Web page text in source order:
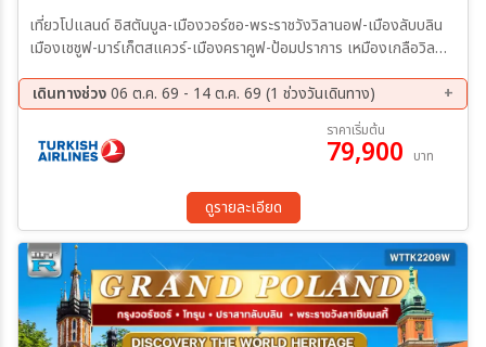
เที่ยวโปแลนด์ อิสตันบูล-เมืองวอร์ซอ-พระราชวังวิลานอฟ-เมืองลับบลิน
เมืองเชชูฟ-มาร์เก็ตสแควร์-เมืองคราคูฟ-ป้อมปราการ เหมืองเกลือวิล
หารจัสนาโกรา-เมืองวรอตสวัฟ เมืองพอซนัน-จัตุรัสเมืองเก่า-ปราสาท
อิมพีเรียล เมืองโทรุน-เมืองเก่า-วิหารเซนต์จอห์น-บ้านนิโคลัสโคเปอร์นิ
คัส-เมืองวอร์ซอว์ เมืองเก่าวอร์ซอว์-ตลาดเก่า-ป้อมวอร์ซอว์ ห้าง Zalote
Tarasy-สนามบิน
เดินทางช่วง06 ต.ค. 69 - 14 ต.ค. 69 (1 ช่วงวันเดินทาง)
ราคาเริ่มต้น
79,900 บาท
ดูรายละเอียด